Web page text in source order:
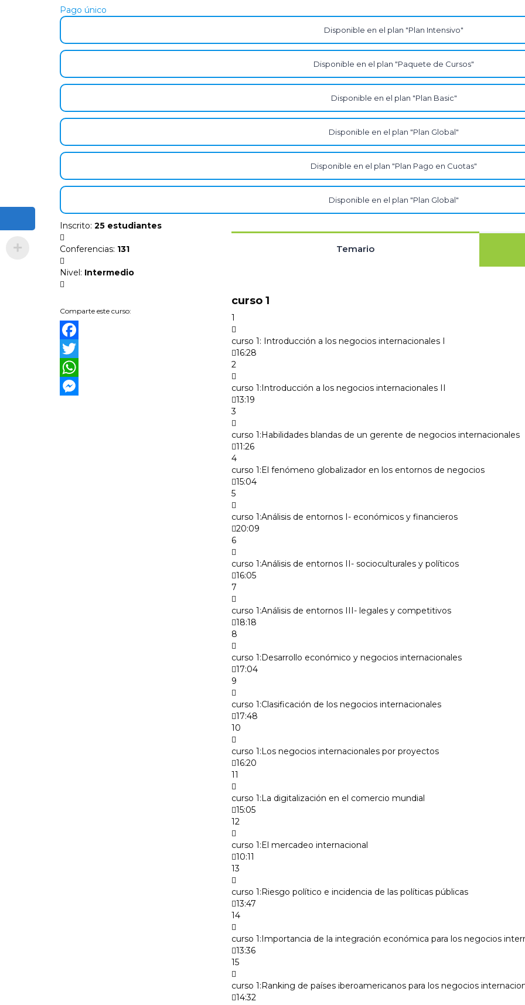
Pago único
Disponible en el plan "Plan Intensivo"
Disponible en el plan "Paquete de Cursos"
Disponible en el plan "Plan Basic"
Disponible en el plan "Plan Global"
Disponible en el plan "Plan Pago en Cuotas"
Disponible en el plan "Plan Global"
Inscrito: 25 estudiantes
Conferencias: 131
Nivel: Intermedio
Comparte este curso:
Facebook
Twitter
WhatsApp
Temario
curso 1
1
curso 1: Introducción a los negocios internacionales I
16:28
2
curso 1:Introducción a los negocios internacionales II
13:19
3
curso 1:Habilidades blandas de un gerente de negocios internacionales
11:26
4
curso 1:El fenómeno globalizador en los entornos de negocios
15:04
5
curso 1:Análisis de entornos I- económicos y financieros
20:09
6
curso 1:Análisis de entornos II- socioculturales y políticos
16:05
7
curso 1:Análisis de entornos III- legales y competitivos
18:18
8
curso 1:Desarrollo económico y negocios internacionales
17:04
9
curso 1:Clasificación de los negocios internacionales
17:48
10
curso 1:Los negocios internacionales por proyectos
16:20
11
curso 1:La digitalización en el comercio mundial
15:05
12
curso 1:El mercadeo internacional
10:11
13
curso 1:Riesgo político e incidencia de las políticas públicas
13:47
14
curso 1:Importancia de la integración económica para los negocios
13:36
15
curso 1:Ranking de países iberoamericanos para los negocios
14:32